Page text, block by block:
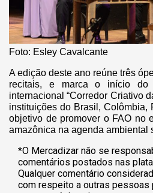
Foto: Esley Cavalcante
A edição deste ano reúne três
recitais, e marca o início do
internacional “Corredor Criativo
instituições do Brasil, Colômbia,
objetivo de promover o FAO no
amazônica na agenda ambiental
*O Mercadizar não se
comentários postados nas
Qualquer comentário
com respeito a outras pessoas